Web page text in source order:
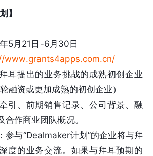
】
5月21日-6月30日
www.grants4apps.com.cn/
耳提出的业务挑战的成熟初创企业
融资或更加成熟的初创企业）
引、前期销售记录、公司背景、融
合作商业团队概况。
参与“Dealmaker计划”的企业将与拜
度的业务交流。如果与拜耳预期的